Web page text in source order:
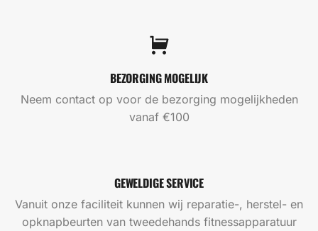
BEZORGING MOGELIJK
Neem contact op voor de bezorging mogelijkheden
vanaf €100
GEWELDIGE SERVICE
Vanuit onze faciliteit kunnen wij reparatie-, herstel- en
opknapbeurten van tweedehands fitnessapparatuur